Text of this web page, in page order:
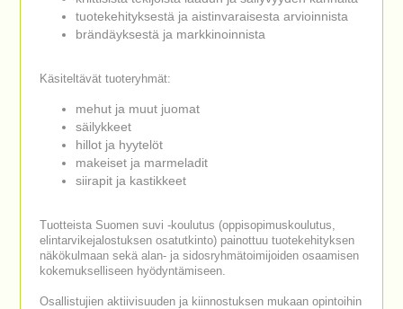
tuotekehityksestä ja aistinvaraisesta arvioinnista
brändäyksestä ja markkinoinnista
Käsiteltävät tuoteryhmät:
mehut ja muut juomat
säilykkeet
hillot ja hyytelöt
makeiset ja marmeladit
siirapit ja kastikkeet
Tuotteista Suomen suvi -koulutus (oppisopimuskoulutus,
elintarvikejalostuksen osatutkinto) painottuu tuotekehityksen
näkökulmaan sekä alan- ja sidosryhmätoimijoiden osaamisen
kokemukselliseen hyödyntämiseen.
Osallistujien aktiivisuuden ja kiinnostuksen mukaan opintoihin